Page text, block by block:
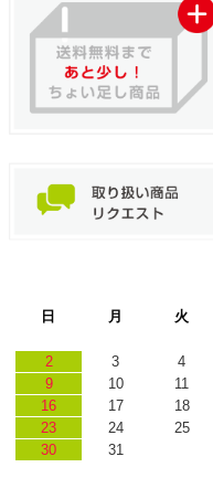
日
月 火
2
3 4
9
10 11
16
17 18
23
24 25
30
31